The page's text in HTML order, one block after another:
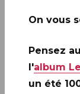
On vous
Pensez
l'album
un été